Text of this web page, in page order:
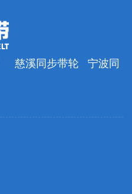
慈溪同步带轮 宁波同